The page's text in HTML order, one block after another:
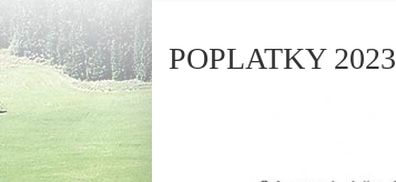
POPLATKY 2023